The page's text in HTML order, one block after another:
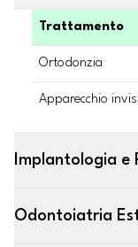
Trattamento
Ortodonzia
Apparecchio
Implantologia e
Odontoiatria